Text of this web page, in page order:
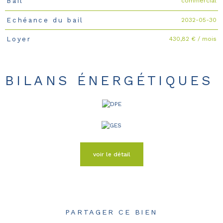
Echéance du bail 2032-05-30
Loyer 430,82 € / mois
BILANS ÉNERGÉTIQUES
voir le détail
PARTAGER CE BIEN